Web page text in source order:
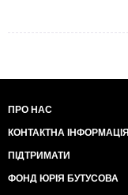
ПРО НАС
КОНТАКТНА ІНФОРМАЦІЯ
ПІДТРИМАТИ
ФОНД ЮРІЯ БУТУСОВА